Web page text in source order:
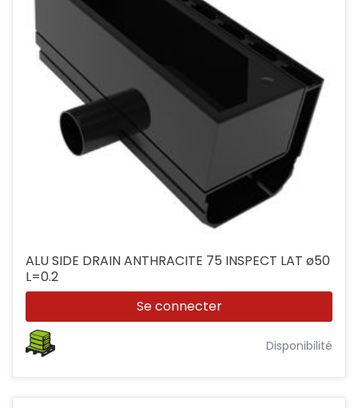
ALU SIDE DRAIN ANTHRACITE 75 INSPECT LAT ø50
L=0.2
Se connecter
Disponibilité